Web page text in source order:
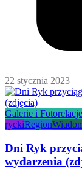
22 stycznia 2023
Galerie i Fotorelacje
ryckiRegion
Dni Ryk
wydarzenia